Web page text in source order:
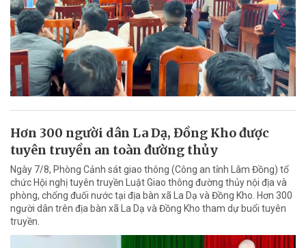
Hơn 300 người dân La Dạ, Đồng Kho được
tuyên truyền an toàn đường thủy
Ngày 7/8, Phòng Cảnh sát giao thông (Công an tỉnh Lâm Đồng) tổ
chức Hội nghị tuyên truyền Luật Giao thông đường thủy nội địa và
phòng, chống đuối nước tại địa bàn xã La Dạ và Đồng Kho. Hơn 300
người dân trên địa bàn xã La Dạ và Đồng Kho tham dự buổi tuyên
truyền.